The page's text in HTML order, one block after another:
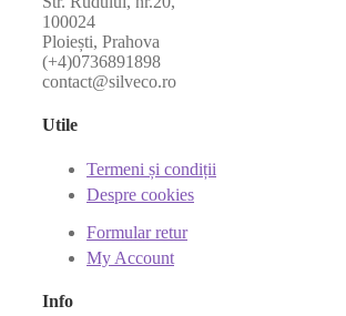
100024
Ploiești, Prahova
(+4)0736891898
contact@silveco.ro
Utile
Termeni și condiții
Despre cookies
Formular retur
My Account
Info